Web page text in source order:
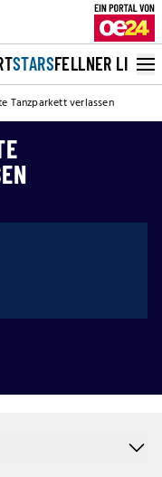
STARSFELLNER LIVE
Tanzparkett verlassen